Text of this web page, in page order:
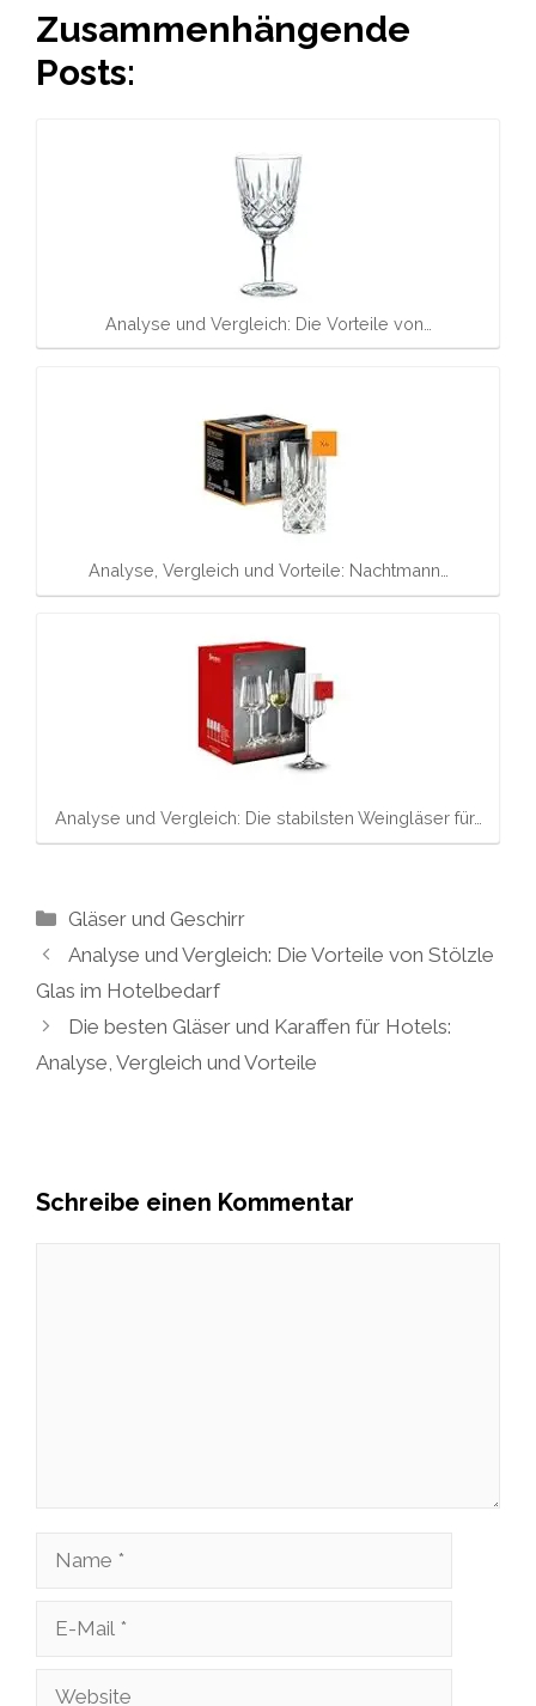
Zusammenhängende
Posts:
Analyse und Vergleich: Die Vorteile von…
Analyse, Vergleich und Vorteile: Nachtmann…
Analyse und Vergleich: Die stabilsten Weingläser für…
Kategorien
Gläser und Geschirr
Analyse und Vergleich: Die Vorteile von Stölzle
Glas im Hotelbedarf
Die besten Gläser und Karaffen für Hotels:
Analyse, Vergleich und Vorteile
Schreibe einen Kommentar
Name
Website